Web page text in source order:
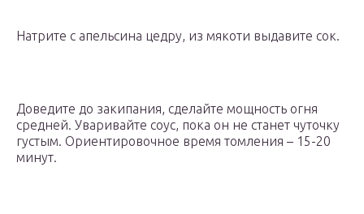
Натрите с апельсина цедру, из мякоти выдавите сок.
Доведите до закипания, сделайте мощность огня
средней. Уваривайте соус, пока он не станет чуточку
густым. Ориентировочное время томления – 15-20
минут.